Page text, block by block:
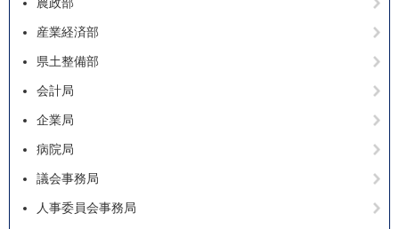
産業経済部
県土整備部
会計局
企業局
病院局
議会事務局
人事委員会事務局